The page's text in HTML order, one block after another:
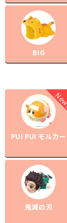
BIG
PUI PUI モルカー
鬼滅の刃